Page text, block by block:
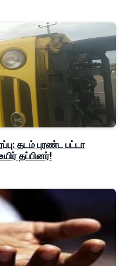
தடம் புரண்ட பட்டா
தப்பினர்!